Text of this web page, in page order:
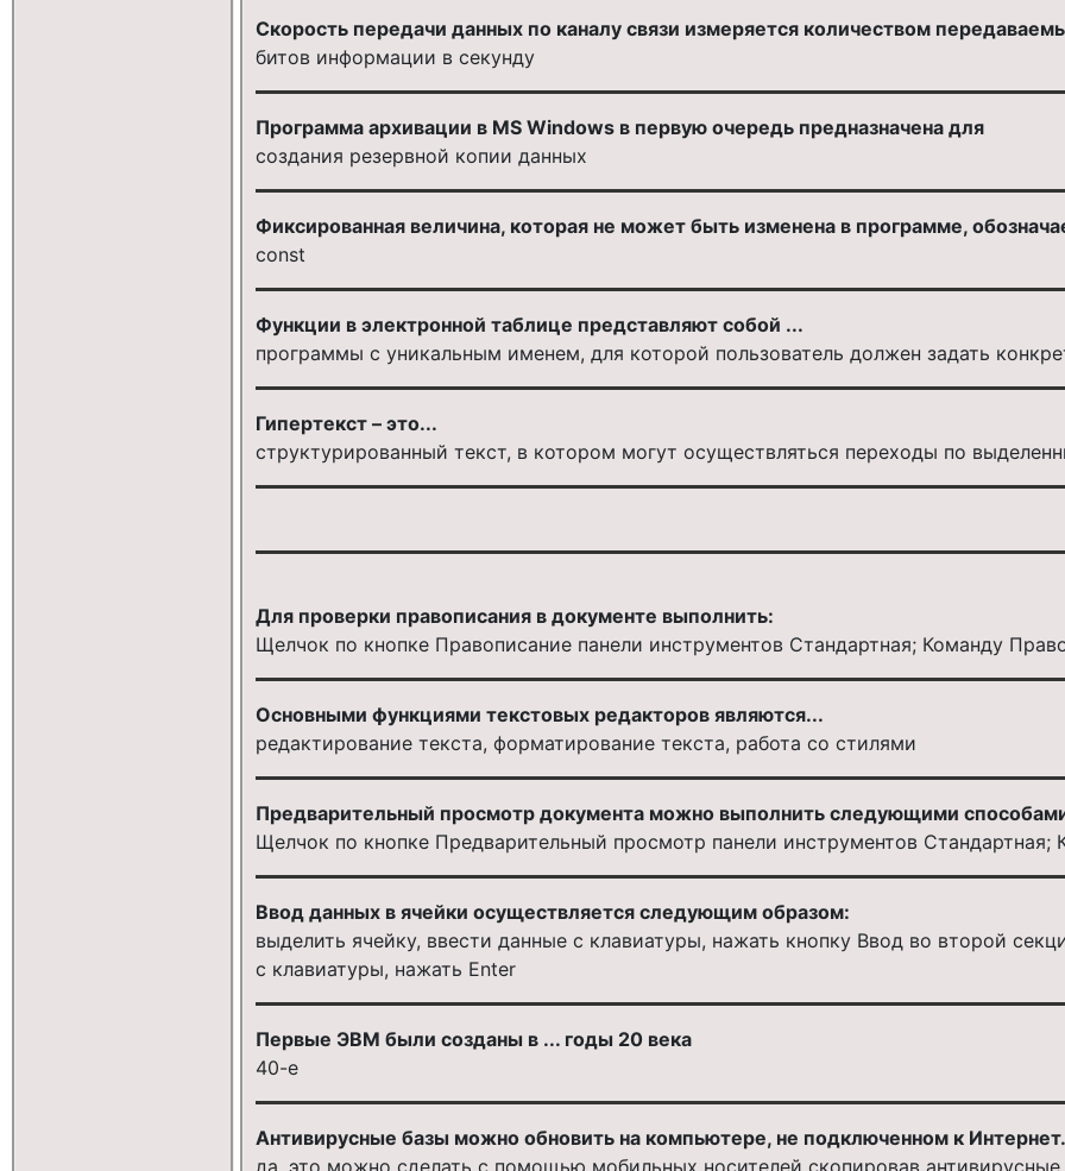
Скорость передачи данных по каналу связи измеряется количеством
битов информации в секунду
Программа архивации в MS Windows в первую очередь предназначена для
создания резервной копии данных
Фиксированная величина, которая не может быть изменена в программе,
const
Функции в электронной таблице представляют собой ...
программы с уникальным именем, для которой пользователь должен задать
Гипертекст – это...
структурированный текст, в котором могут осуществляться переходы по
Для проверки правописания в документе выполнить:
Щелчок по кнопке Правописание панели инструментов Стандартная; Команду
Основными функциями текстовых редакторов являются...
редактирование текста, форматирование текста, работа со стилями
Предварительный просмотр документа можно выполнить следующими
Щелчок по кнопке Предварительный просмотр панели инструментов
Ввод данных в ячейки осуществляется следующим образом:
выделить ячейку, ввести данные с клавиатуры, нажать кнопку Ввод во второй
с клавиатуры, нажать Enter
Первые ЭВМ были созданы в ... годы 20 века
40-е
Антивирусные базы можно обновить на компьютере, не подключенном к Интернет.
да, это можно сделать с помощью мобильных носителей скопировав